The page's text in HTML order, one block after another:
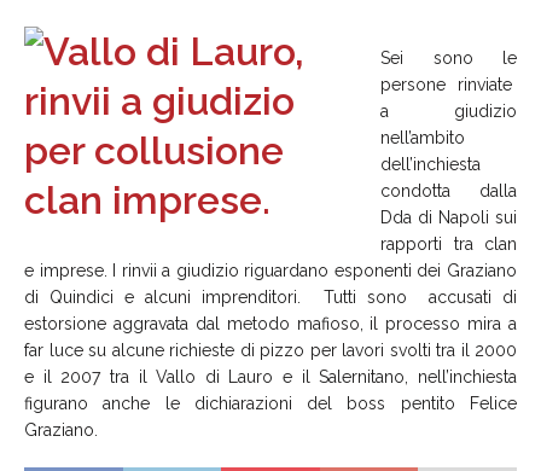
Sei sono le
persone rinviate
a giudizio
nell’ambito
dell’inchiesta
condotta dalla
Dda di Napoli sui
rapporti tra clan
e imprese. I rinvii a giudizio riguardano esponenti dei Graziano
di Quindici e alcuni imprenditori. Tutti sono accusati di
estorsione aggravata dal metodo mafioso, il processo mira a
far luce su alcune richieste di pizzo per lavori svolti tra il 2000
e il 2007 tra il Vallo di Lauro e il Salernitano, nell’inchiesta
figurano anche le dichiarazioni del boss pentito Felice
Graziano.